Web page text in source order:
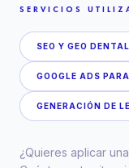
SERVICIOS
SEO Y GEO DENTAL
GOOGLE ADS
GENERACIÓN DE
¿Quieres aplicar